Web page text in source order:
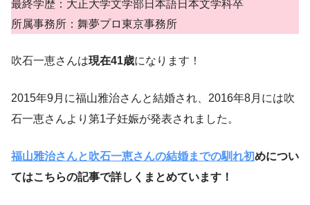
最終学歴：大正大学文学部日本語日本文学科卒
所属事務所：舞夢プロ東京事務所
吹石一恵さんは現在41歳になります！
2015年9月に福山雅治さんと結婚され、2016年8月には吹
石一恵さんより第1子妊娠が発表されました。
福山雅治さんと吹石一恵さんの結婚までの馴れ初めについ
てはこちらの記事で詳しくまとめています！